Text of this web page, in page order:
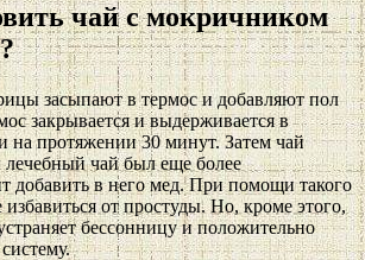
чай с мокричником
засыпают в термос и добавляют пол
закрывается и выдерживается в
на протяжении 30 минут. Затем чай
чай был еще более
добавить в него мед. При помощи такого
избавиться от простуды. Но, кроме этого,
бессонницу и положительно